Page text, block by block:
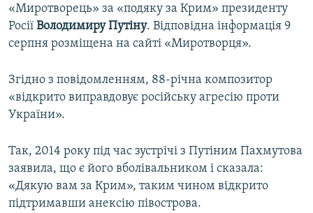
Усі сайти RFE/RL
«Миротворець» за «подяку за Крим» президенту
Росії Володимиру Путіну. Відповідна інформація 9
серпня розміщена на сайті «Миротворця».
Згідно з повідомленням, 88-річна композитор
«відкрито виправдовує російську агресію проти
України».
Так, 2014 року під час зустрічі з Путіним Пахмутова
заявила, що є його вболівальником і сказала:
«Дякую вам за Крим», таким чином відкрито
підтримавши анексію півострова.